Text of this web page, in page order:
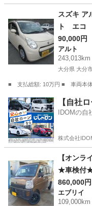
佐敷駅
スズキ
ト エコ
ド キー
ＴＯＰ （
90,000円
アルト
243,013km
大分県 大分
■ 支払総額: 10万円 ■ 車両本
大分 大分市 アルト
【自社
IDOMの
株式会社
【オン
★車検付
860,000円
エブリイ